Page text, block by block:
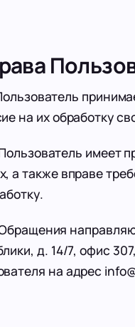
на их обработку
имеет
а также вправе
д. 14/7, офис
на адрес